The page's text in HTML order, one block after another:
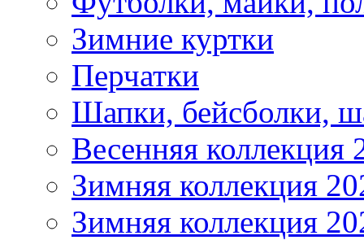
Зимние куртки
Перчатки
Шапки, бейсболки,
Весенняя коллекция
Зимняя коллекция
Зимняя коллекция